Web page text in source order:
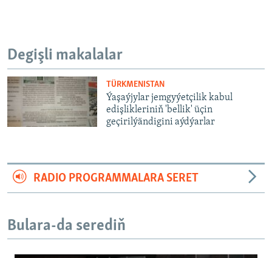
Degişli makalalar
TÜRKMENISTAN
Ýaşaýjylar jemgyýetçilik kabul
edişlikleriniň 'bellik' üçin
geçirilýändigini aýdýarlar
RADIO PROGRAMMALARA SERET
Bulara-da serediň